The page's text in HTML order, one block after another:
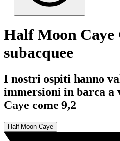
Half Moon Caye
subacquee
I nostri ospiti hanno
immersioni in barca a
Caye come 9,2
Half Moon Caye